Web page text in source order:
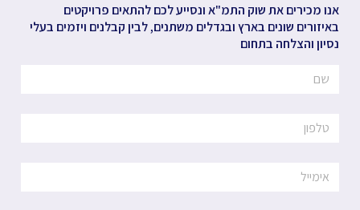
אנו מכירים את שוק התמ"א ונסייע לכם להתאים פרויקטים
באיזורים שונים בארץ ובגדלים משתנים, לבין קבלנים ויזמים בעלי
נסיון והצלחה בתחום